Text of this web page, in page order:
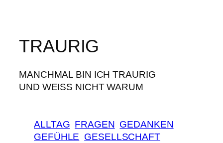
TRAURIG
MANCHMAL BIN ICH TRAURIG
UND WEISS NICHT WARUM
ALLTAG FRAGEN GEDANKEN
GEFÜHLE GESELLSCHAFT